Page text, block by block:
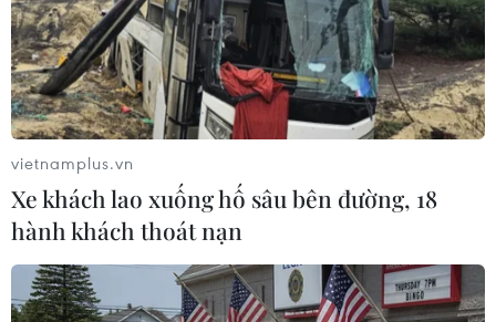
TIN LIÊN QUAN
vietnamplus.vn
Xe khách lao xuống hố sâu bên đường, 18
hành khách thoát nạn